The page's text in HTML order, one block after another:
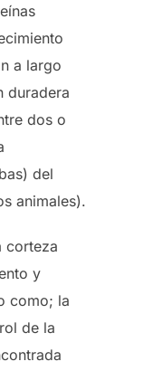
a largo
duradera
dos o
del
animales).
corteza
y
como; la
de la